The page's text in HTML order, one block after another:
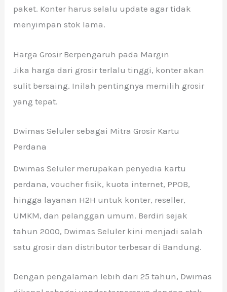
paket. Konter harus selalu update agar tidak
menyimpan stok lama.
Harga Grosir Berpengaruh pada Margin
Jika harga dari grosir terlalu tinggi, konter akan
sulit bersaing. Inilah pentingnya memilih grosir
yang tepat.
Dwimas Seluler sebagai Mitra Grosir Kartu
Perdana
Dwimas Seluler merupakan penyedia kartu
perdana, voucher fisik, kuota internet, PPOB,
hingga layanan H2H untuk konter, reseller,
UMKM, dan pelanggan umum. Berdiri sejak
tahun 2000, Dwimas Seluler kini menjadi salah
satu grosir dan distributor terbesar di Bandung.
Dengan pengalaman lebih dari 25 tahun, Dwimas